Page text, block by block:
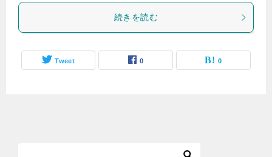
続きを読む
Tweet 0 0